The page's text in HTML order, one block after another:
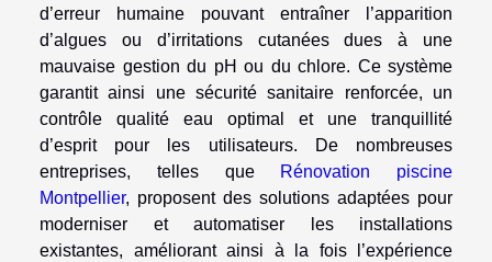
d’erreur humaine pouvant entraîner l’apparition
d’algues ou d’irritations cutanées dues à une
mauvaise gestion du pH ou du chlore. Ce système
garantit ainsi une sécurité sanitaire renforcée, un
contrôle qualité eau optimal et une tranquillité
d’esprit pour les utilisateurs. De nombreuses
entreprises, telles que
Rénovation piscine
Montpellier, proposent des solutions adaptées pour
moderniser et automatiser les installations
existantes, améliorant ainsi à la fois l’expérience